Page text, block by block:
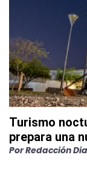
Turismo
prepara una
PorRedacción